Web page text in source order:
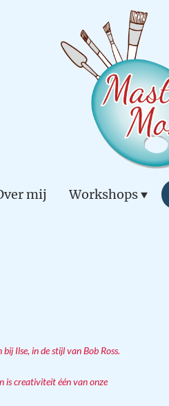
mij Workshops
Ilse, in de stijl van Bob Ross.
is creativiteit één van onze